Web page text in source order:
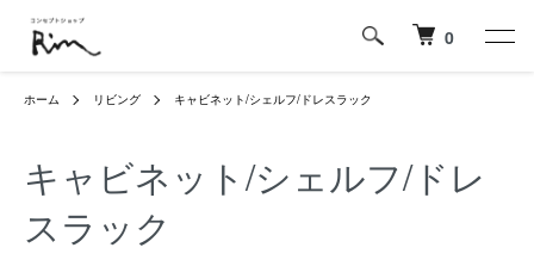
0
ホーム リビング キャビネット/シェルフ/ドレスラック
キャビネット/シェルフ/ドレ
スラック